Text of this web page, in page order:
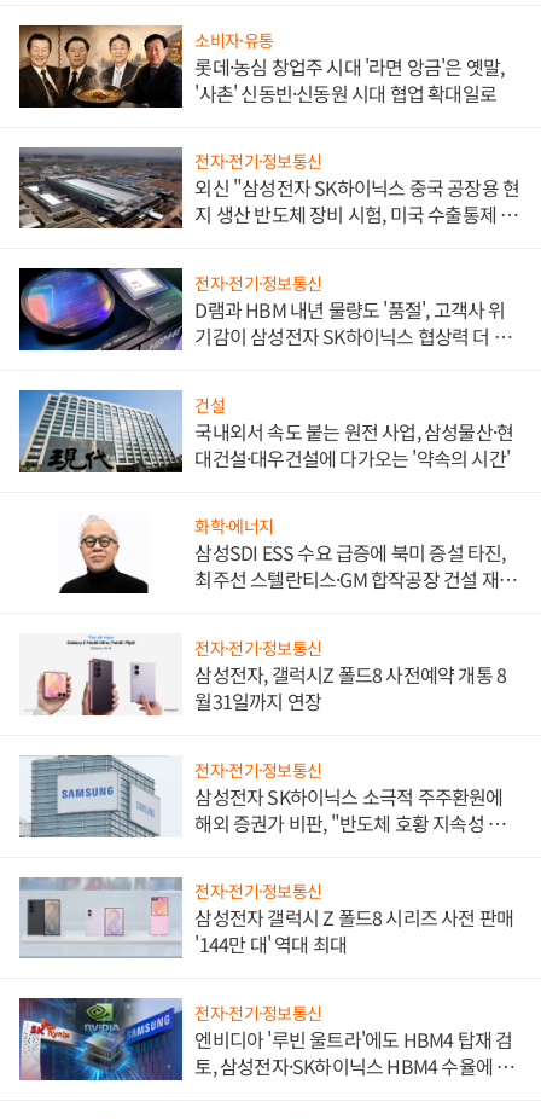
소비자·유통
롯데·농심 창업주 시대 '라면 앙금'은 옛말,
'사촌' 신동빈·신동원 시대 협업 확대일로
전자·전기·정보통신
외신 "삼성전자 SK하이닉스 중국 공장용 현
지 생산 반도체 장비 시험, 미국 수출통제 대
전자·전기·정보통신
D램과 HBM 내년 물량도 '품절', 고객사 위
기감이 삼성전자 SK하이닉스 협상력 더 키
건설
국내외서 속도 붙는 원전 사업, 삼성물산·현
대건설·대우건설에 다가오는 '약속의 시간'
화학·에너지
삼성SDI ESS 수요 급증에 북미 증설 타진,
최주선 스텔란티스·GM 합작공장 건설 재추
전자·전기·정보통신
삼성전자, 갤럭시Z 폴드8 사전예약 개통 8
월31일까지 연장
전자·전기·정보통신
삼성전자 SK하이닉스 소극적 주주환원에
해외 증권가 비판, "반도체 호황 지속성 의
전자·전기·정보통신
삼성전자 갤럭시 Z 폴드8 시리즈 사전 판매
'144만 대' 역대 최대
전자·전기·정보통신
엔비디아 '루빈 울트라'에도 HBM4 탑재 검
토, 삼성전자·SK하이닉스 HBM4 수율에 주